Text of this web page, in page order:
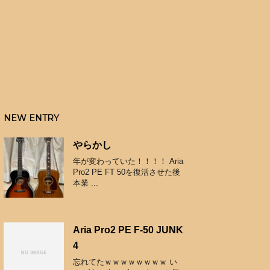
NEW ENTRY
やらかし
年が変わっていた！！！！ Aria
Pro2 PE FT 50を復活させた後
本業 ...
Aria Pro2 PE F-50 JUNK
4
忘れてたｗｗｗｗｗｗｗｗ い